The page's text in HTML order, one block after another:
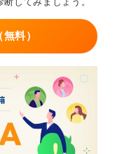
料）